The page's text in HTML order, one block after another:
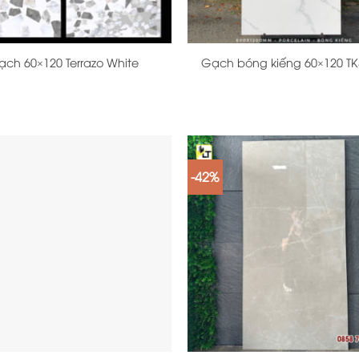
60×120 Terrazo White
+
Gạch bóng kiếng 60×120
-42%
+